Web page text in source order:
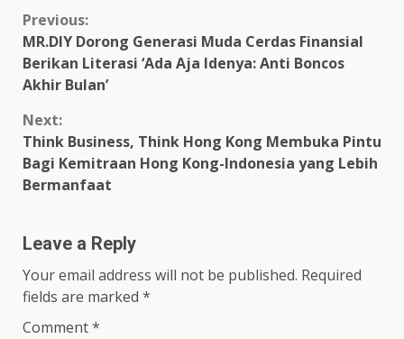
Continue
Reading
Previous:
MR.DIY Dorong Generasi Muda Cerdas Finansial
Berikan Literasi ‘Ada Aja Idenya: Anti Boncos
Akhir Bulan’
Next:
Think Business, Think Hong Kong Membuka Pintu
Bagi Kemitraan Hong Kong-Indonesia yang Lebih
Bermanfaat
Leave a Reply
Your email address will not be published. Required
fields are marked *
Comment*